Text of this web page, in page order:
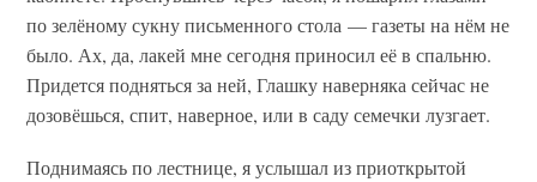
по зелёному сукну письменного стола — газеты на нём не
было. Ах, да, лакей мне сегодня приносил её в спальню.
Придется подняться за ней, Глашку наверняка сейчас не
дозовёшься, спит, наверное, или в саду семечки лузгает.
Поднимаясь по лестнице, я услышал из приоткрытой